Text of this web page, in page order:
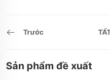
Trước
Sản phẩm đề xuất